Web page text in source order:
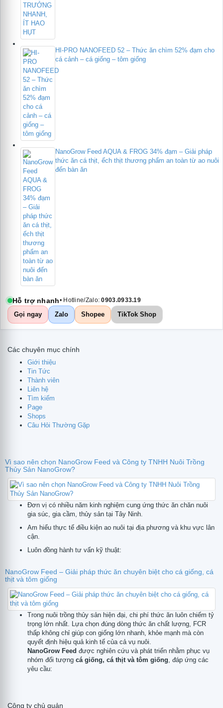
HI-PRO NANOFEED 52 – Thức ăn chìm 52% đạm cho
cá cảnh – cá giống – tôm giống
NanoGrow Feed AQUA & FROG 34% đạm – Giải pháp
thức ăn cá thịt, ếch thịt thương phẩm an toàn từ ao nuôi
đến bàn ăn
Hỗ trợ nhanh• Hotline/Zalo:0903.0933.19
Gọi ngay Zalo Shopee TikTok Shop
Các chuyên mục chính
Giới thiệu
Tin Tức
Thành viên
Liên hệ
Tìm kiếm
Page
Shops
Câu Hỏi Thường Gặp
Vì sao nên chọn NanoGrow Feed và Công ty TNHH Nuôi Trồng
Thủy Sản NanoGrow?
Đơn vị có nhiều năm kinh nghiệm cung ứng thức ăn chăn nuôi
gia súc, gia cầm, thủy sản tại Tây Ninh.
Am hiểu thực tế điều kiện ao nuôi tại địa phương và khu vực lân
cận.
Luôn đồng hành tư vấn kỹ thuật:
NanoGrow Feed – Giải pháp thức ăn chuyên biệt cho cá giống, cá
thịt và tôm giống
Trong nuôi trồng thủy sản hiện đại, chi phí thức ăn luôn chiếm tỷ
trọng lớn nhất. Lựa chọn đúng dòng thức ăn chất lượng, FCR
thấp không chỉ giúp con giống lớn nhanh, khỏe mạnh mà còn
quyết định hiệu quả kinh tế của cả vụ nuôi.
NanoGrow Feed được nghiên cứu và phát triển nhằm phục vụ
nhóm đối tượng cá giống, cá thịt và tôm giống , đáp ứng các
yêu cầu:
Công ty chủ quản